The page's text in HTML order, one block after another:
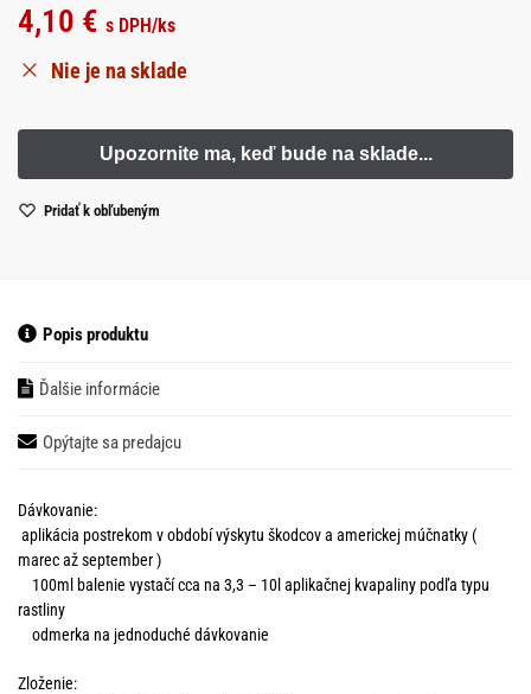
4,10 € s DPH/ks
Nie je na sklade
Pridať k obľubeným
Popis produktu
Ďalšie informácie
Opýtajte sa predajcu
Dávkovanie:
aplikácia postrekom v období výskytu škodcov a americkej múčnatky (
marec až september )
100ml balenie vystačí cca na 3,3 – 10l aplikačnej kvapaliny podľa typu
rastliny
odmerka na jednoduché dávkovanie
Zloženie: